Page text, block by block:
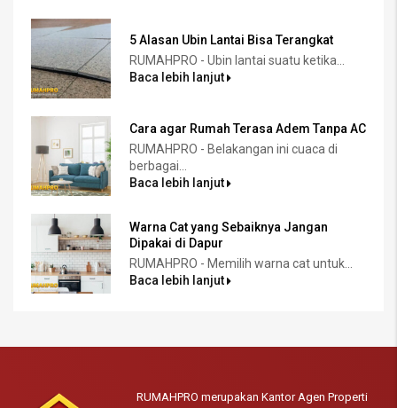
5 Alasan Ubin Lantai Bisa Terangkat
RUMAHPRO - Ubin lantai suatu ketika...
Baca lebih lanjut
Cara agar Rumah Terasa Adem Tanpa AC
RUMAHPRO - Belakangan ini cuaca di
berbagai...
Baca lebih lanjut
Warna Cat yang Sebaiknya Jangan
Dipakai di Dapur
RUMAHPRO - Memilih warna cat untuk...
Baca lebih lanjut
RUMAHPRO merupakan Kantor Agen Properti